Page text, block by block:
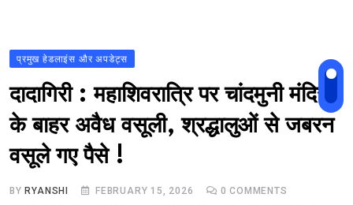
प्रमुख हेडलाइंस और अपडेट्स
दादागिरी : महाशिवरात्रि पर चांदमुनी मंदिर
के बाहर अवैध वसूली, श्रद्धालुओं से जबरन
वसूले गए पैसे !
BY RYANSHI FEBRUARY 15, 2026 0 COMMENTS